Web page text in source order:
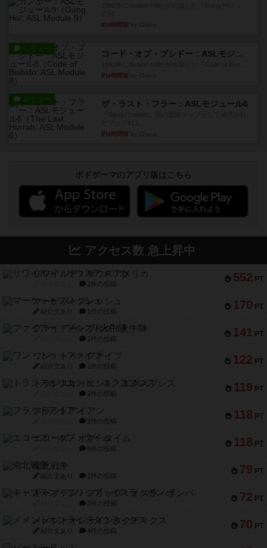
約4時間前
レビュー
コード・オブ・ブシドー：ASLモジュール8
約4時間前
レビュー ザ・ラスト・フラー：ASLモジュール6
約4時間前
ボドゲーマのアプリ版はこちら
アクセス数 急上昇中
552 PT
リワイルド：サウスアメリカ
2件の投稿
170 PT
マーケットフレッシュ
紹介文あり 1件の投稿
141 PT
ファイアー・ブルズ / 火牛陣
1件の投稿
122 PT
ワン・トゥ・ファイブ
紹介文あり 1件の投稿
119 PT
トランスオリエント・エクスプレス
1件の投稿
118 PT
フラットアイアン
2件の投稿
118 PT
エコーズ・オブ・タイム
8件の投稿
79 PT
南北戦争
紹介文あり 1件の投稿
72 PT
キャプテン・フリップ：イスラ・ボンバ
2件の投稿
70 PT
メメントオンラインタクティクス
紹介文あり 4件の投稿